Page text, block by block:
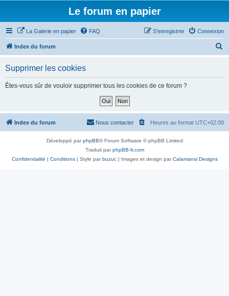
Le forum en papier
La Galerie en papier FAQ Connexion
S’enregistrer
Index du forum
h
Supprimer les cookies
Êtes-vous sûr de vouloir supprimer tous les cookies de ce forum ?
Index du forum Heures au format UTC+02:00
Nous contacter
Développé parphpBB® Forum Software © phpBB Limited
Traduit parphpBB-fr.com
Confidentialité | Conditions| Style parbuzuc| Images et design parCalamansi Designs